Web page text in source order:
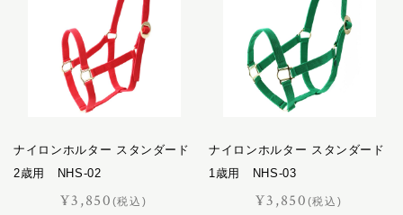
ナイロンホルター スタンダード
2歳用 NHS-02
¥3,850 (税込)
ナイロンホルター スタンダード
1歳用 NHS-03
¥3,850 (税込)
ポイント交換品
ピッコラ
ピルエット
ピント
ファセット
プランス
ブルトン